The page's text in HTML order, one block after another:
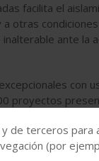
facilita el
otras
ante la
con
proyectos
de terceros para
(por